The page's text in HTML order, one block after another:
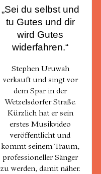
„Sei du selbst und
tu Gutes und dir
wird Gutes
widerfahren.“
Stephen Uruwah
verkauft und singt vor
dem Spar in der
Wetzelsdorfer Straße.
Kürzlich hat er sein
erstes Musikvideo
veröffentlicht und
kommt seinem Traum,
professioneller Sänger
zu werden, damit näher.